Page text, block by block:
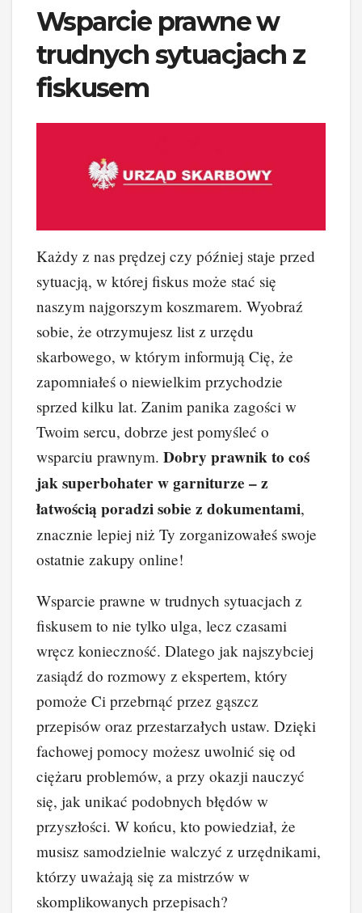
Wsparcie prawne w
trudnych sytuacjach z
fiskusem
Każdy z nas prędzej czy później staje przed
sytuacją, w której fiskus może stać się
naszym najgorszym koszmarem. Wyobraź
sobie, że otrzymujesz list z urzędu
skarbowego, w którym informują Cię, że
zapomniałeś o niewielkim przychodzie
sprzed kilku lat. Zanim panika zagości w
Twoim sercu, dobrze jest pomyśleć o
wsparciu prawnym. Dobry prawnik to coś
jak superbohater w garniturze – z
łatwością poradzi sobie z dokumentami,
znacznie lepiej niż Ty zorganizowałeś swoje
ostatnie zakupy online!
Wsparcie prawne w trudnych sytuacjach z
fiskusem to nie tylko ulga, lecz czasami
wręcz konieczność. Dlatego jak najszybciej
zasiądź do rozmowy z ekspertem, który
pomoże Ci przebrnąć przez gąszcz
przepisów oraz przestarzałych ustaw. Dzięki
fachowej pomocy możesz uwolnić się od
ciężaru problemów, a przy okazji nauczyć
się, jak unikać podobnych błędów w
przyszłości. W końcu, kto powiedział, że
musisz samodzielnie walczyć z urzędnikami,
którzy uważają się za mistrzów w
skomplikowanych przepisach?